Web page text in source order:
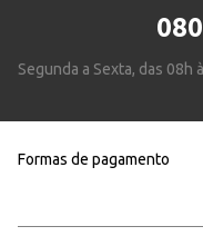
Segunda a Sexta, das 08h
Formas de pagamento